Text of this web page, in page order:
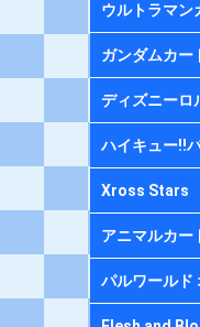
ウルトラマン
ガンダムカー
ディズニーロ
ハイキュー!!
Xross Stars
アニマルカー
パルワールド